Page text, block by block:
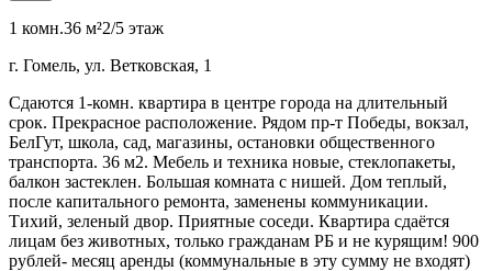
1 комн.36 м²2/5 этаж
г. Гомель, ул. Ветковская, 1
Сдаются 1-комн. квартира в центре города на длительный
срок. Прекрасное расположение. Рядом пр-т Победы, вокзал,
БелГут, школа, сад, магазины, остановки общественного
транспорта. 36 м2. Мебель и техника новые, стеклопакеты,
балкон застеклен. Большая комната с нишей. Дом теплый,
после капитального ремонта, заменены коммуникации.
Тихий, зеленый двор. Приятные соседи. Квартира сдаётся
лицам без животных, только гражданам РБ и не курящим! 900
рублей- месяц аренды (коммунальные в эту сумму не входят)